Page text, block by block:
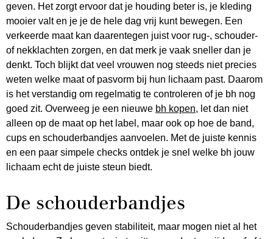
geven. Het zorgt ervoor dat je houding beter is, je kleding
mooier valt en je je de hele dag vrij kunt bewegen. Een
verkeerde maat kan daarentegen juist voor rug-, schouder-
of nekklachten zorgen, en dat merk je vaak sneller dan je
denkt. Toch blijkt dat veel vrouwen nog steeds niet precies
weten welke maat of pasvorm bij hun lichaam past. Daarom
is het verstandig om regelmatig te controleren of je bh nog
goed zit. Overweeg je een nieuwe bh kopen, let dan niet
alleen op de maat op het label, maar ook op hoe de band,
cups en schouderbandjes aanvoelen. Met de juiste kennis
en een paar simpele checks ontdek je snel welke bh jouw
lichaam echt de juiste steun biedt.
De schouderbandjes
Schouderbandjes geven stabiliteit, maar mogen niet al het